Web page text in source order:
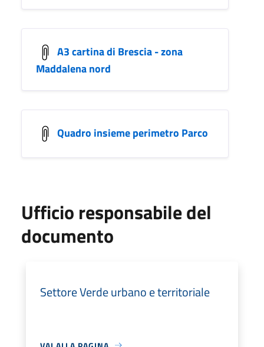
A3 cartina di Brescia - zona
Maddalena nord
Quadro insieme perimetro Parco
Ufficio responsabile del
documento
Settore Verde urbano e territoriale